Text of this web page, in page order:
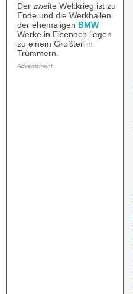
Der zweite Weltkrieg ist zu
Ende und die Werkhallen
der ehemaligen BMW
Werke in Eisenach liegen
zu einem Großteil in
Trümmern.
Advertisment